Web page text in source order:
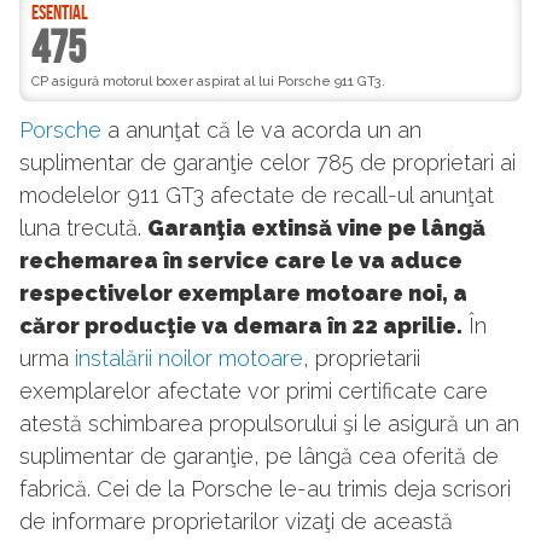
ESENTIAL
475
CP asigură motorul boxer aspirat al lui Porsche 911 GT3.
Porsche a anunţat că le va acorda un an
suplimentar de garanţie celor 785 de proprietari ai
modelelor 911 GT3 afectate de recall-ul anunţat
luna trecută. Garanţia extinsă vine pe lângă
rechemarea în service care le va aduce
respectivelor exemplare motoare noi, a
căror producţie va demara în 22 aprilie. În
urma instalării noilor motoare, proprietarii
exemplarelor afectate vor primi certificate care
atestă schimbarea propulsorului şi le asigură un an
suplimentar de garanţie, pe lângă cea oferită de
fabrică. Cei de la Porsche le-au trimis deja scrisori
de informare proprietarilor vizaţi de această